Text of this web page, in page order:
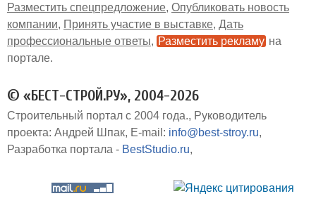
Разместить спецпредложение Опубликовать новость
компании
Принять участие в выставке Дать
профессиональные ответы
Разместить рекламу на
портале
© «БЕСТ-СТРОЙ.РУ», 2004-2026
Строительный портал с 2004 года.
Руководитель
проекта: Андрей Шпак E-mail: info@best-stroy.ru
Разработка портала - BestStudio.ru